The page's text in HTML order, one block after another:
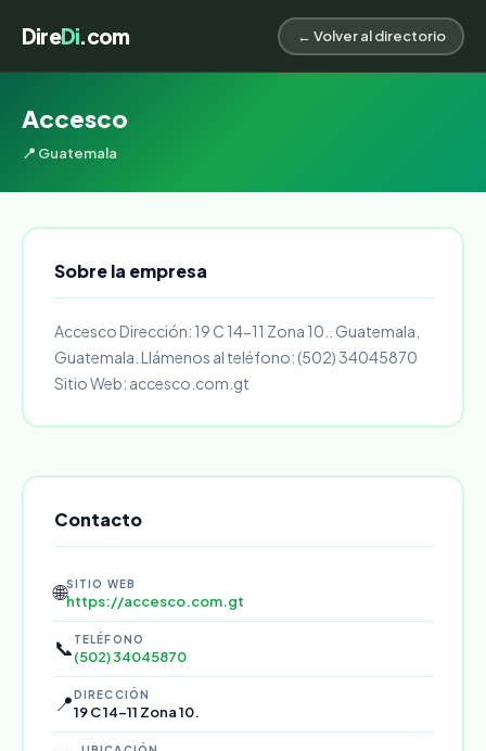
DireDi.com ← Volver al directorio
Accesco
📍 Guatemala
Sobre la empresa
Accesco Dirección: 19 C 14-11 Zona 10.. Guatemala,
Guatemala. Llámenos al teléfono: (502) 34045870
Sitio Web: accesco.com.gt
Contacto
🌐SITIO WEB
https://accesco.com.gt
📞 TELÉFONO
(502) 34045870
📍DIRECCIÓN
19 C 14-11 Zona 10.